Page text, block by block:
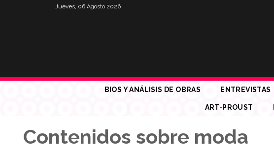
Jueves, 06 Agosto 2026
BIOS Y ANÁLISIS DE OBRAS ENTREVISTAS
ART-PROUST
Contenidos sobre moda